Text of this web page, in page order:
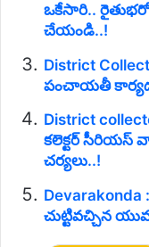
ఒకేసారి..
చేయండి..!
District
పంచాయతీ
District
కలెక్టర్ సీరియస్
చర్యలు..!
చుట్టివచ్చిన